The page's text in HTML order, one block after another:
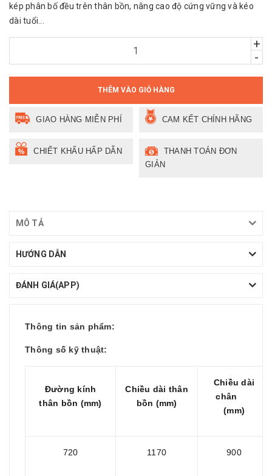
kép phân bố đều trên thân bồn, nâng cao độ cứng vững và kéo
dài tuổi...
+
-
THÊM VÀO GIỎ HÀNG
GIAO HÀNG MIỄN PHÍ CAM KẾT CHÍNH HÃNG
CHIẾT KHẤU HẤP DẪN
THANH TOÁN ĐƠN
GIẢN
MÔ TẢ
HƯỚNG DẪN
ĐÁNH GIÁ(APP)
Thông tin sản phẩm:
Thông số kỹ thuật:
Đường kính
thân bồn (mm)
Chiều dài thân
bồn (mm)
Chiều dài
chân
(mm)
720 1170 900